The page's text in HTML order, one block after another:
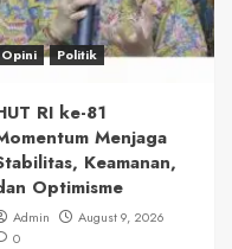
Opini Politik
RI ke-81
Menjaga
Keamanan,
Optimisme
Admin
August 9, 2026
0